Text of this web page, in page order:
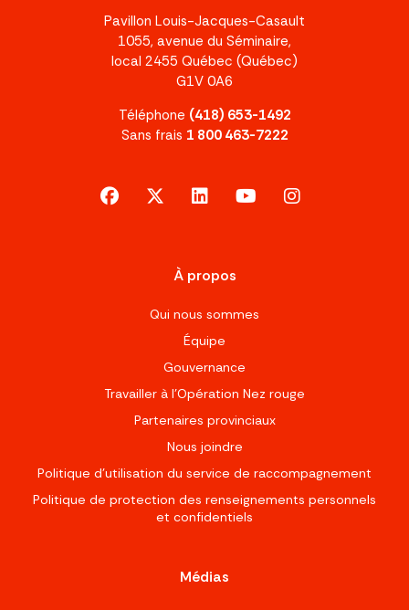
Pavillon Louis-Jacques-Casault
1055, avenue du Séminaire,
local 2455 Québec (Québec)
G1V 0A6
Téléphone (418) 653-1492
Sans frais 1 800 463-7222
facebookx-twitterlinkedinyoutubeinstagram
À propos
Qui nous sommes
Équipe
Gouvernance
Travailler à l’Opération Nez rouge
Partenaires provinciaux
Nous joindre
Politique d'utilisation du service de raccompagnement
Politique de protection des renseignements personnels
et confidentiels
Médias